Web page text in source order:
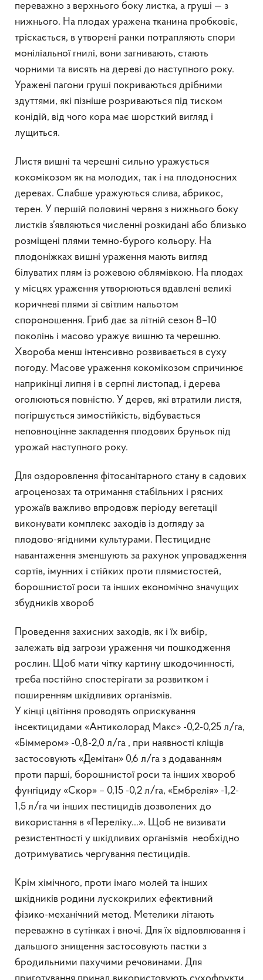
переважно з верхнього боку листка, а груші — з
нижнього. На плодах уражена тканина пробковіє,
тріскається, в утворені ранки потрапляють спори
моніліальної гнилі, вони загнивають, стають
чорними та висять на дереві до наступного року.
Уражені пагони груші покриваються дрібними
здуттями, які пізніше розриваються під тиском
конідій, від чого кора має шорсткий вигляд і
лущиться.
Листя вишні та черешні сильно уражується
кокомікозом як на молодих, так і на плодоносних
деревах. Слабше уражуються слива, абрикос,
терен. У першій половині червня з нижнього боку
листків з’являються численні розкидані або близько
розміщені плями темно-бурого кольору. На
плодоніжках вишні ураження мають вигляд
білуватих плям із рожевою облямівкою. На плодах
у місцях ураження утворюються вдавлені великі
коричневі плями зі світлим нальотом
спороношення. Гриб дає за літній сезон 8–10
поколінь і масово уражує вишню та черешню.
Хвороба менш інтенсивно розвивається в суху
погоду. Масове ураження кокомікозом спричинює
наприкінці липня і в серпні листопад, і дерева
оголюються повністю. У дерев, які втратили листя,
погіршується зимостійкість, відбувається
неповноцінне закладення плодових бруньок під
урожай наступного року.
Для оздоровлення фітосанітарного стану в садових
агроценозах та отримання стабільних і рясних
урожаїв важливо впродовж періоду вегетації
виконувати комплекс заходів із догляду за
плодово-ягідними культурами. Пестицидне
навантаження зменшують за рахунок упровадження
сортів, імунних і стійких проти плямистостей,
борошнистої роси та інших економічно значущих
збудників хвороб
Проведення захисних заходів, як і їх вибір,
залежать від загрози ураження чи пошкодження
рослин. Щоб мати чітку картину шкодочинності,
треба постійно спостерігати за розвитком і
поширенням шкідливих організмів.
У кінці цвітіння проводять оприскування
інсектицидами «Антиколорад Макс» -0,2-0,25 л/га,
«Біммером» -0,8-2,0 л/га , при наявності кліщів
застосовують «Демітан» 0,6 л/га з додаванням
проти парші, борошнистої роси та інших хвороб
фунгіциду «Скор» – 0,15 -0,2 л/га, «Ембрелія» -1,2-
1,5 л/га чи інших пестицидів дозволених до
використання в «Переліку…». Щоб не визивати
резистентності у шкідливих організмів необхідно
дотримуватись чергування пестицидів.
Крім хімічного, проти імаго молей та інших
шкідників родини лускокрилих ефективний
фізико-механічний метод. Метелики літають
переважно в сутінках і вночі. Для їх відловлювання і
дальшого знищення застосовують пастки з
бродильними пахучими речовинами. Для